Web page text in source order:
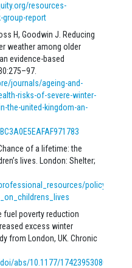
resources-
group-report
H, Goodwin J. Reducing
weather among older
evidence-based
journals/ageing-and-
risks-of-severe-winter-
the-united-kingdom-an-
of a lifetime: the
lives. London: Shelter;
fuel poverty reduction
excess winter
from London, UK. Chronic
abs/10.1177/1742395308090620